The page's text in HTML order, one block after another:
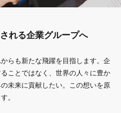
れる企業グループへ
らも新たな飛躍を目指します。企
ことではなく、世界の人々に豊か
未来に貢献したい。この想いを原
。